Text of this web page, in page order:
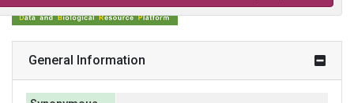
General Information